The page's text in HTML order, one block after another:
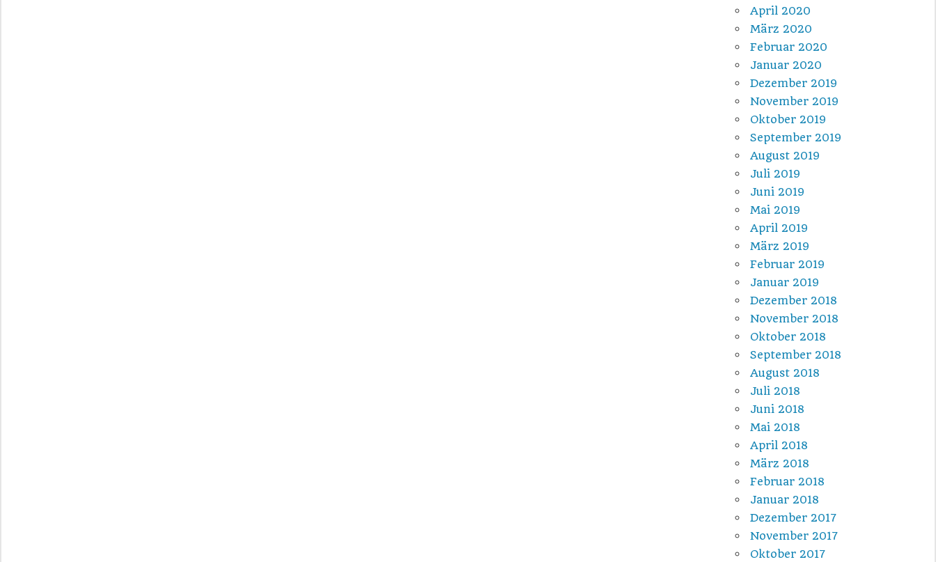
April 2020
März 2020
Februar 2020
Januar 2020
Dezember 2019
November 2019
Oktober 2019
September 2019
August 2019
Juli 2019
Juni 2019
Mai 2019
April 2019
März 2019
Februar 2019
Januar 2019
Dezember 2018
November 2018
Oktober 2018
September 2018
August 2018
Juli 2018
Juni 2018
Mai 2018
April 2018
März 2018
Februar 2018
Januar 2018
Dezember 2017
November 2017
Oktober 2017